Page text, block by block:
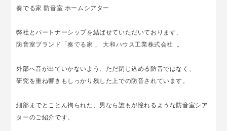
奏でる家 防音室 ホームシアター
弊社とパートナーシップを結ばせていただいております、
防音室ブランド「奏でる家 」 大和ハウス工業株式会社 。
外部へ音が出ていかないよう、ただ閉じ込める防音ではなく、
研究を重ね響きもしっかり残した上での防音されています。
細部までとことん拘られた、男なら誰もが憧れるような防音室シア
ターのご紹介です。